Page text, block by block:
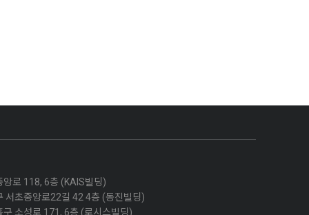
앙로 118, 6층 (KAIS빌딩)
서초중앙로22길 42 4층 (동진빌딩)
구 소성로 171, 6층 (로시스빌딩)